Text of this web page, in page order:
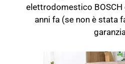
elettrodomestico
anni fa (se non è stata